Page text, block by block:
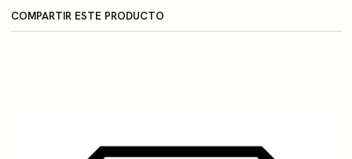
COMPARTIR ESTE PRODUCTO